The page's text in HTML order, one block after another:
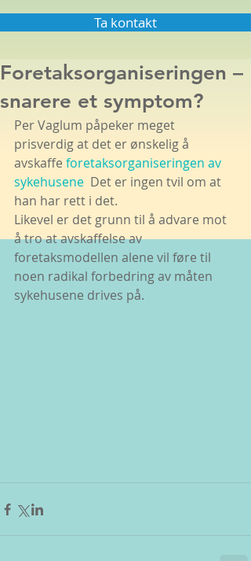
Ta kontakt
Foretaksorganiseringen –
snarere et symptom?
Per Vaglum påpeker meget
prisverdig at det er ønskelig å
avskaffe foretaksorganiseringen av
sykehusene Det er ingen tvil om at
han har rett i det.
Likevel er det grunn til å advare mot
å tro at avskaffelse av
foretaksmodellen alene vil føre til
noen radikal forbedring av måten
sykehusene drives på.